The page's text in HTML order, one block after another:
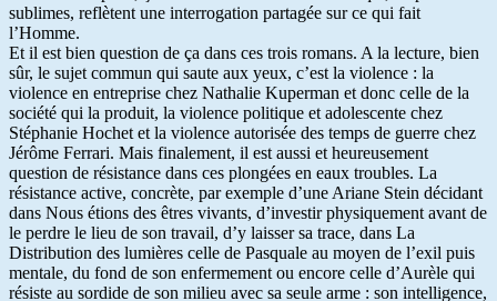
sublimes, reflètent une interrogation partagée sur ce qui fait
l’Homme.
Et il est bien question de ça dans ces trois romans. A la lecture, bien
sûr, le sujet commun qui saute aux yeux, c’est la violence : la
violence en entreprise chez Nathalie Kuperman et donc celle de la
société qui la produit, la violence politique et adolescente chez
Stéphanie Hochet et la violence autorisée des temps de guerre chez
Jérôme Ferrari. Mais finalement, il est aussi et heureusement
question de résistance dans ces plongées en eaux troubles. La
résistance active, concrète, par exemple d’une Ariane Stein décidant
dans Nous étions des êtres vivants, d’investir physiquement avant de
le perdre le lieu de son travail, d’y laisser sa trace, dans La
Distribution des lumières celle de Pasquale au moyen de l’exil puis
mentale, du fond de son enfermement ou encore celle d’Aurèle qui
résiste au sordide de son milieu avec sa seule arme : son intelligence,